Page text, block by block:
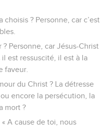
? Personne, car c’est
Personne, car Jésus-Christ
est ressuscité, il est à la
faveur.
du Christ ? La détresse
encore la persécution, la
mort ?
A cause de toi, nous